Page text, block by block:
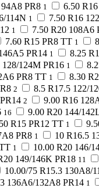
PR8 1 6.50
114N 1 7.50 R16
1 7.50 R20 108A6
7.60 R15 PR8 TT 1
PR14 1 8.25
128/124M PR16 1
PR8 TT 1 8.30
2 8.5 R17.5 122/
2 9.00 R16
16 9.00 R20 144/
R15 PR12 TT 1
PR8 1 10 R16.5
1 10.00 R20 146/
149/146K PR18 11
10.00/75 R15.3 130A8/
136A6/132A8 PR14 1